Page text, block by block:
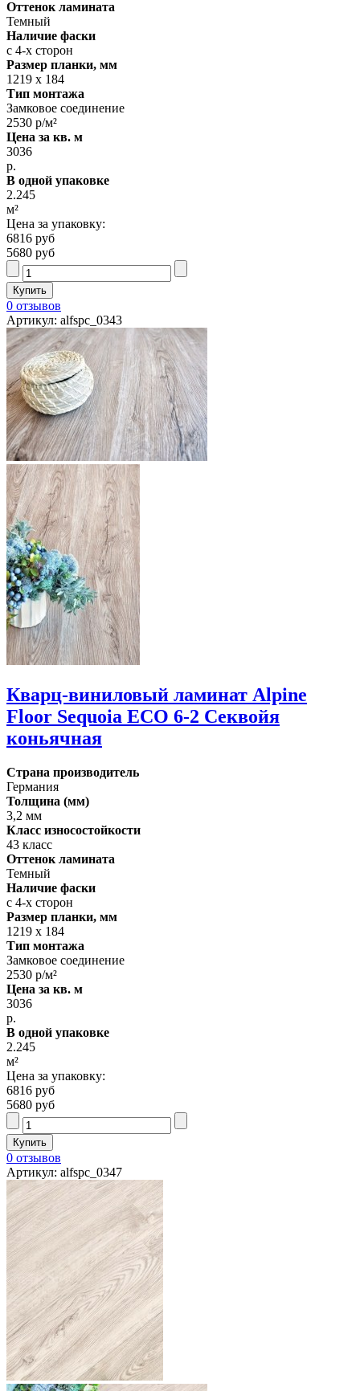
Оттенок ламината
Темный
Наличие фаски
с 4-х сторон
Размер планки, мм
1219 х 184
Тип монтажа
Замковое соединение
2530 р/м²
Цена за кв. м
3036
р.
В одной упаковке
2.245
м²
Цена за упаковку:
6816 руб
5680 руб
0 отзывов
Артикул: alfspc_0343
Кварц-виниловый ламинат Alpine
Floor Sequoia ECO 6-2 Секвойя
коньячная
Страна производитель
Германия
Толщина (мм)
3,2 мм
Класс износостойкости
43 класс
Оттенок ламината
Темный
Наличие фаски
с 4-х сторон
Размер планки, мм
1219 х 184
Тип монтажа
Замковое соединение
2530 р/м²
Цена за кв. м
3036
р.
В одной упаковке
2.245
м²
Цена за упаковку:
6816 руб
5680 руб
0 отзывов
Артикул: alfspc_0347